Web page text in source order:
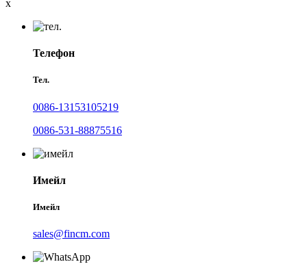
x
Телефон
Тел.
0086-13153105219
0086-531-88875516
Имейл
Имейл
sales@fincm.com